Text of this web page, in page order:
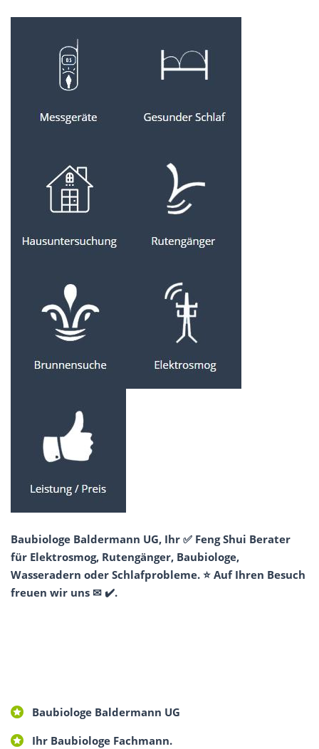
Baubiologe Baldermann UG, Ihr ✅ Feng Shui Berater
für Elektrosmog, Rutengänger, Baubiologe,
Wasseradern oder Schlafprobleme. ⭐ Auf Ihren Besuch
freuen wir uns ✉ ✔️.
Baubiologe Baldermann UG
Ihr Baubiologe Fachmann.